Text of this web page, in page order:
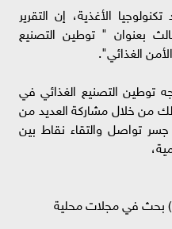
الأغذية، إن التقرير
بعنوان " توطين التصنيع
الغذائي".
توطين التصنيع الغذائي في
من خلال مشاركة العديد من
تواصل والتقاء نقاط بين